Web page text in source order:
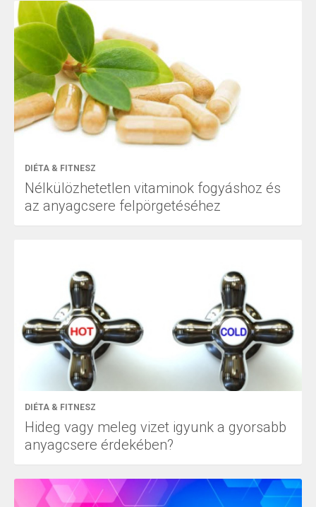
DIÉTA & FITNESZ
Nélkülözhetetlen vitaminok fogyáshoz és
az anyagcsere felpörgetéséhez
DIÉTA & FITNESZ
Hideg vagy meleg vizet igyunk a gyorsabb
anyagcsere érdekében?